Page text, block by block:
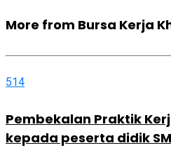
More from Bursa Kerja
514
Pembekalan Praktik
kepada peserta didik